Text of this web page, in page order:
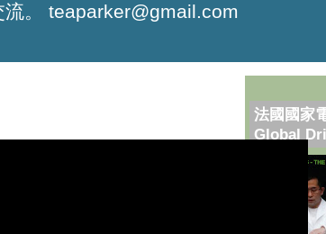
。 teaparker@gmail.com
法國國家
Global